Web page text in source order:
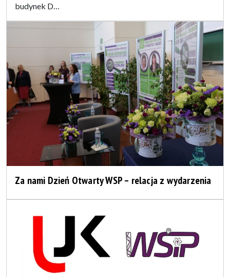
budynek D…
Za nami Dzień Otwarty WSP – relacja z wydarzenia